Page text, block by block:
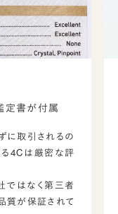
定書が付属
に取引されるの
4Cは厳密な評
ではなく第三者
質が保証されて